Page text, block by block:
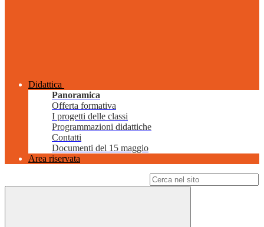
Didattica
Panoramica
Offerta formativa
I progetti delle classi
Programmazioni didattiche
Contatti
Documenti del 15 maggio
Area riservata